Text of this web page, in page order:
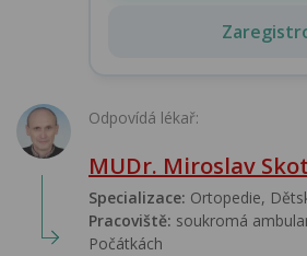
Odpovídá lékař:
MUDr. Miroslav
Specializace: Ortopedie,
Pracoviště: soukromá
Počátkách